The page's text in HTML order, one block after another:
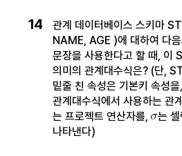
14
관계 데이터베이스 스키마
NAME, AGE )에 대하여 다
문장을 사용한다고 할 때, 이
의미의 관계대수식은? (단,
밑줄 친 속성은 기본키 속성을,
관계대수식에서 사용하는 관
는 프로젝트 연산자를, 는
나타낸다)